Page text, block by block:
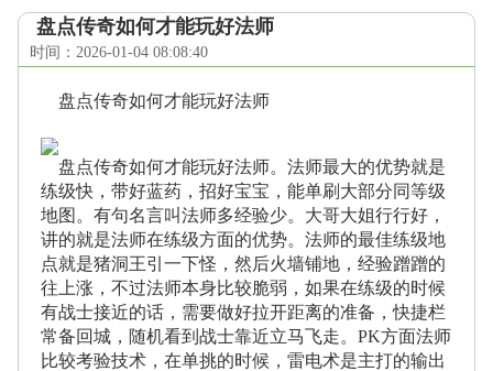
盘点传奇如何才能玩好法师
时间：2026-01-04 08:08:40
盘点传奇如何才能玩好法师
盘点传奇如何才能玩好法师。法师最大的优势就是
练级快，带好蓝药，招好宝宝，能单刷大部分同等级
地图。有句名言叫法师多经验少。大哥大姐行行好，
讲的就是法师在练级方面的优势。法师的最佳练级地
点就是猪洞王引一下怪，然后火墙铺地，经验蹭蹭的
往上涨，不过法师本身比较脆弱，如果在练级的时候
有战士接近的话，需要做好拉开距离的准备，快捷栏
常备回城，随机看到战士靠近立马飞走。PK方面法师
比较考验技术，在单挑的时候，雷电术是主打的输出